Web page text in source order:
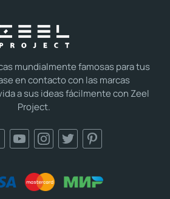
mundialmente famosas para tus
en contacto con las marcas
a sus ideas fácilmente con Zeel
Project.